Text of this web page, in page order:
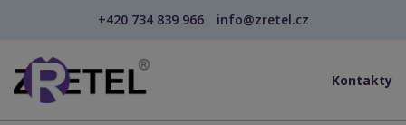
+420 734 839 966 info@zretel.cz
Kontakty